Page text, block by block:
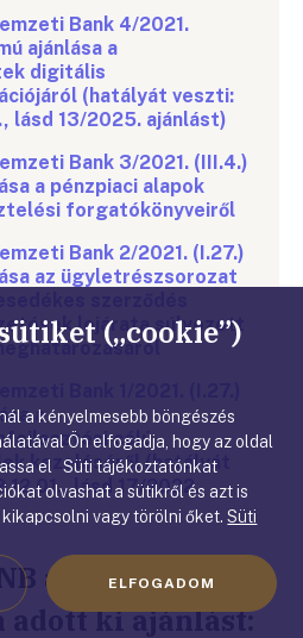
Bank 4/2021.
ajánlása a
digitális
(hatályát veszti:
lásd 13/2025. ajánlást)
Bank 3/2021. (III.4.)
a pénzpiaci alapok
forgatókönyveiről
Bank 2/2021. (I.27.)
az ügyletrészsorozat
lejárata súlyozott
a
célú
kezeléséről (hatályát
lásd 17/2022.
a következő
adott ki ajánlást:
(„cookie”)
a kényelmesebb böngészés
Ön elfogadja, hogy az oldal
el Süti tájékoztatónkat
olvashat a sütikről és azt is
vagy törölni őket.Süti
ELFOGADOM